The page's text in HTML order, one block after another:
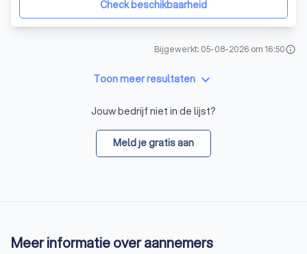
Check beschikbaarheid
Bijgewerkt: 05-08-2026 om 16:50info
Toon meer resultaten keyboard_arrow_down
Jouw bedrijf niet in de lijst?
Meld je gratis aan
Meer informatie over aannemers